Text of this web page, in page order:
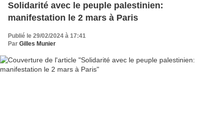
Solidarité avec le peuple palestinien:
manifestation le 2 mars à Paris
Publié le 29/02/2024 à 17:41
Par Gilles Munier